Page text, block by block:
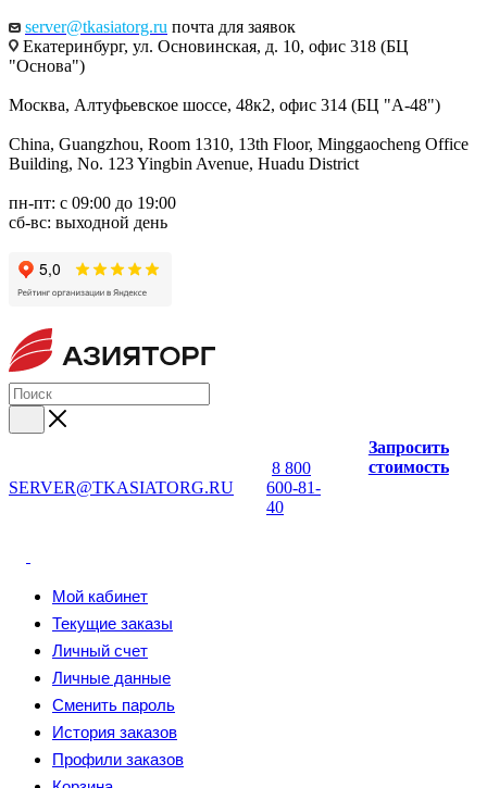
server@tkasiatorg.ru почта для заявок
Екатеринбург, ул. Основинская, д. 10, офис 318 (БЦ
"Основа")
Москва, Алтуфьевское шоссе, 48к2, офис 314 (БЦ "А-48")
China, Guangzhou, Room 1310, 13th Floor, Minggaocheng Office
Building, No. 123 Yingbin Avenue, Huadu District
пн-пт: с 09:00 до 19:00
сб-вс: выходной день
SERVER@TKASIATORG.RU
8 800
600-81-
40
Запросить
стоимость
Мой кабинет
Текущие заказы
Личный счет
Личные данные
Сменить пароль
История заказов
Профили заказов